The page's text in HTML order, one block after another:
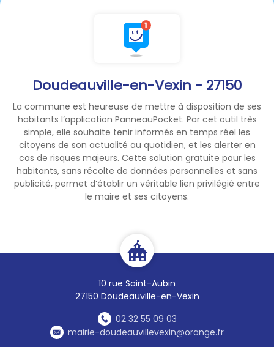
Doudeauville-en-Vexin - 27150
La commune est heureuse de mettre à disposition de ses
habitants l’application PanneauPocket. Par cet outil très
simple, elle souhaite tenir informés en temps réel les
citoyens de son actualité au quotidien, et les alerter en
cas de risques majeurs. Cette solution gratuite pour les
habitants, sans récolte de données personnelles et sans
publicité, permet d’établir un véritable lien privilégié entre
le maire et ses citoyens.
10 rue Saint-Aubin
27150 Doudeauville-en-Vexin
02 32 55 09 03
mairie-doudeauvillevexin@orange.fr